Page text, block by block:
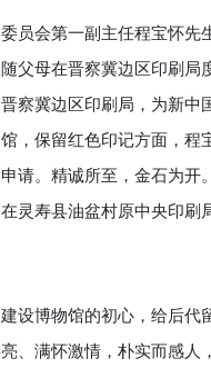
会第一副主任程宝怀先
父母在晋察冀边区印刷
察冀边区印刷局，为新
，保留红色印记方面，
请。精诚所至，金石为
灵寿县油盆村原中央印刷
博物馆的初心，给后代
、满怀激情，朴实而感人